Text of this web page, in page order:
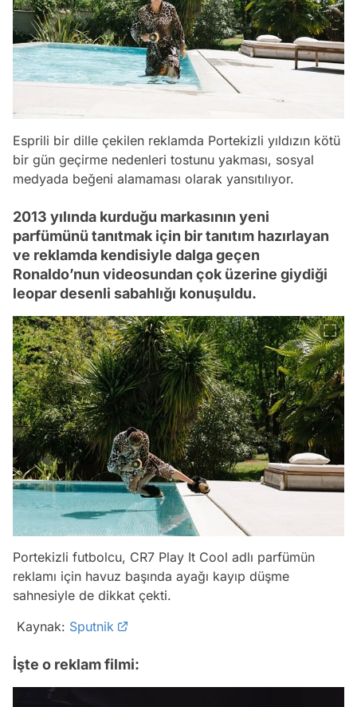
Esprili bir dille çekilen reklamda Portekizli yıldızın kötü
bir gün geçirme nedenleri tostunu yakması, sosyal
medyada beğeni alamaması olarak yansıtılıyor.
2013 yılında kurduğu markasının yeni
parfümünü tanıtmak için bir tanıtım hazırlayan
ve reklamda kendisiyle dalga geçen
Ronaldo’nun videosundan çok üzerine giydiği
leopar desenli sabahlığı konuşuldu.
Portekizli futbolcu, CR7 Play It Cool adlı parfümün
reklamı için havuz başında ayağı kayıp düşme
sahnesiyle de dikkat çekti.
Kaynak: Sputnik
İşte o reklam filmi: